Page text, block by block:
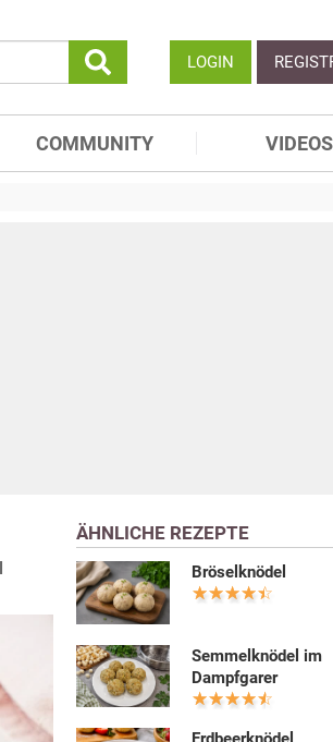
LOGIN
COMMUNITY VIDEOS
ÄHNLICHE REZEPTE
Bröselknödel
Semmelknödel im
Dampfgarer